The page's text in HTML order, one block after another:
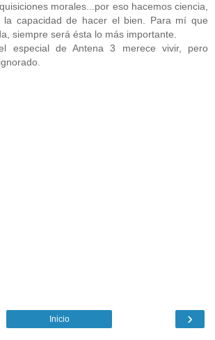
morales...por eso hacemos ciencia,
la capacidad de hacer el bien. Para mí que
siempre será ésta lo más importante.
especial de Antena 3 merece vivir, pero
›
Inicio